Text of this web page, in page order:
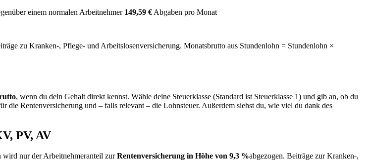
einem normalen Arbeitnehmer 149,59 € Abgaben pro Monat
zu Kranken-, Pflege- und Arbeitslosenversicherung. Monatsbrutto aus Stundenlohn = Stundenlohn ×
, wenn du dein Gehalt direkt kennst. Wähle deine Steuerklasse (Standard ist Steuerklasse 1) und gib an, ob du
die Rentenversicherung und – falls relevant – die Lohnsteuer. Außerdem siehst du, wie viel du dank des
PV, AV
wird nur der Arbeitnehmeranteil zurRentenversicherung in Höhe von 9,3 %abgezogen. Beiträge zur Kranken-,